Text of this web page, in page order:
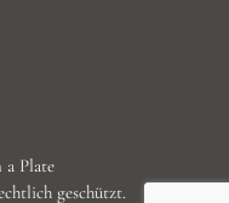
Plate
geschützt.